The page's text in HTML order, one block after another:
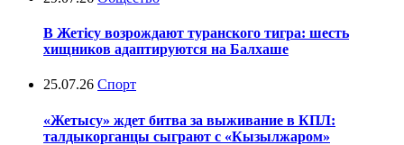
В Жетісу возрождают туранского тигра: шесть
хищников адаптируются на Балхаше
25.07.26 Спорт
«Жетысу» ждет битва за выживание в КПЛ:
талдыкорганцы сыграют с «Кызылжаром»